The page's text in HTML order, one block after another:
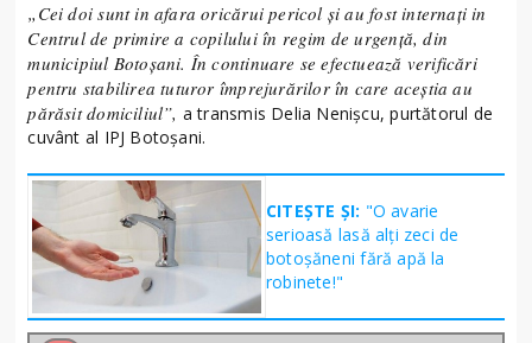
„Cei doi sunt in afara oricărui pericol și au fost internați in
Centrul de primire a copilului în regim de urgență, din
municipiul Botoșani. În continuare se efectuează verificări
pentru stabilirea tuturor împrejurărilor în care aceștia au
părăsit domiciliul”, a transmis Delia Nenișcu, purtătorul de
cuvânt al IPJ Botoșani.
CITEȘTE ȘI: "O avarie
serioasă lasă alți zeci de
botoșăneni fără apă la
robinete!"